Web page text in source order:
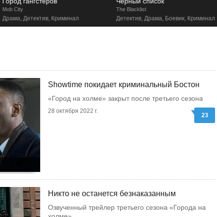
Mob City
Драма, Детектив, Криминал
The Blacklist
Детектив, Драма, Боевик, Криминал
Showtime покидает криминальный Бостон
«Город на холме» закрыт после третьего сезона
28 октября 2022 г.
23
Никто не останется безнаказанным
Озвученный трейлер третьего сезона «Города на